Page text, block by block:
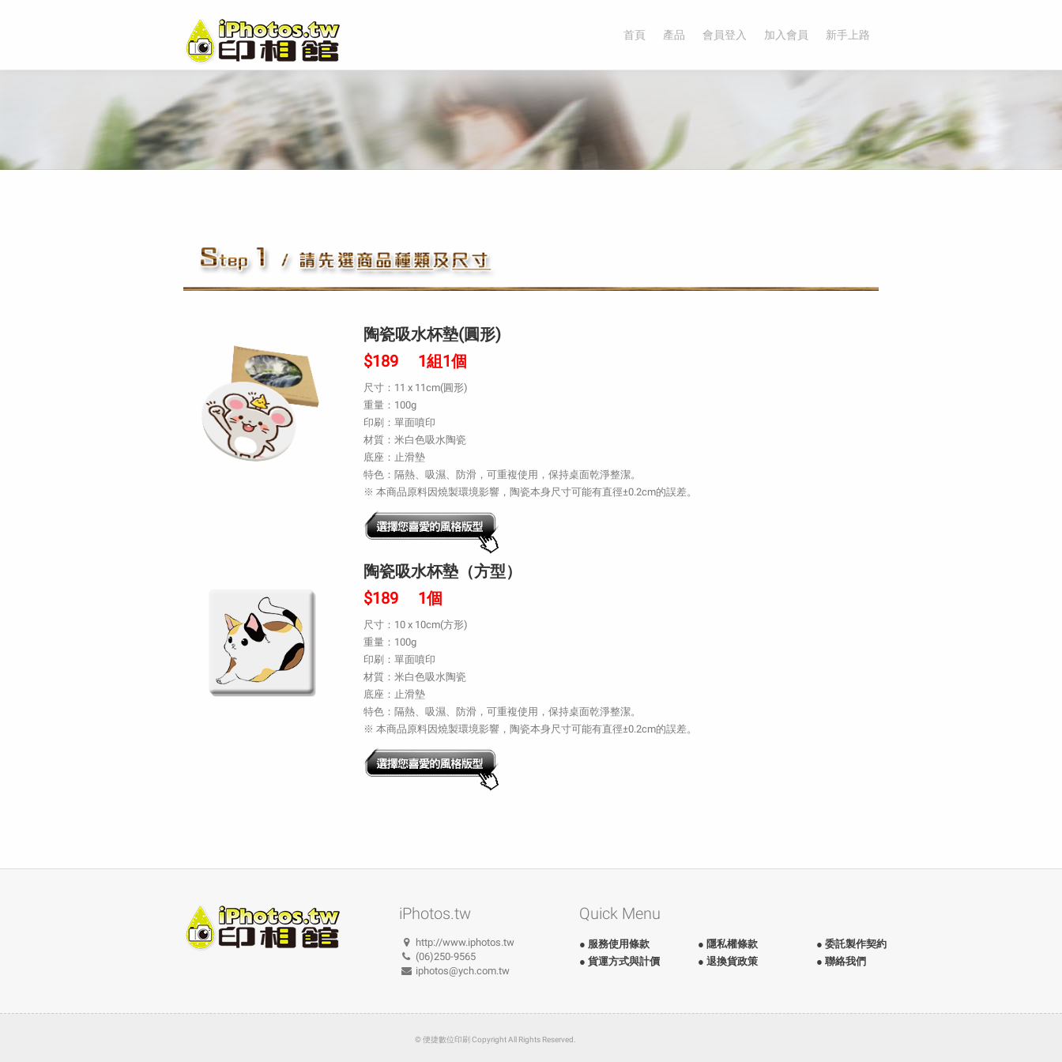
首頁 產品 會員登入 加入會員 新手上路
陶瓷吸水杯墊(圓形)
$189 1組1個
尺寸：11 x 11cm(圓形)
重量：100g
印刷：單面噴印
材質：米白色吸水陶瓷
底座：止滑墊
特色：隔熱、吸濕、防滑，可重複使用，保持桌面乾淨整潔。
※ 本商品原料因燒製環境影響，陶瓷本身尺寸可能有直徑±0.2cm的誤差。
陶瓷吸水杯墊（方型）
$189 1個
尺寸：10 x 10cm(方形)
重量：100g
印刷：單面噴印
材質：米白色吸水陶瓷
底座：止滑墊
特色：隔熱、吸濕、防滑，可重複使用，保持桌面乾淨整潔。
※ 本商品原料因燒製環境影響，陶瓷本身尺寸可能有直徑±0.2cm的誤差。
iPhotos.tw
http://www.iphotos.tw
(06)250-9565
iphotos@ych.com.tw
Quick Menu
● 服務使用條款 ● 隱私權條款
● 委託製作契約
● 貨運方式與計價
● 退換貨政策 ● 聯絡我們
© 便捷數位印刷 Copyright All Rights Reserved.